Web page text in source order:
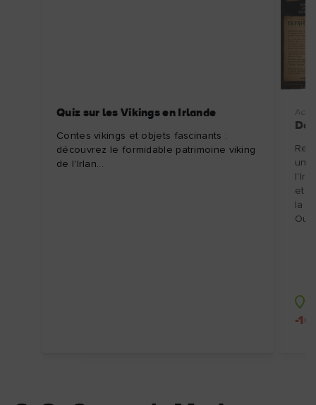
Quiz sur les Vikings en Irlande
Contes vikings et objets fascinants :
découvrez le formidable patrimoine viking
de l'Irlan...
une
et
la
-10